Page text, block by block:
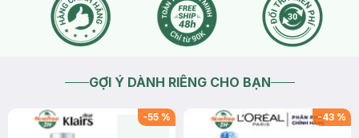
2025-04-05Thích
GỢI Ý DÀNH RIÊNG CHO BẠN
-55 % -43 %